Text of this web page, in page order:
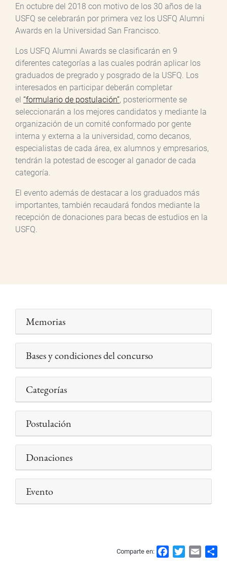
En octubre del 2018 con motivo de los 30 años de la
USFQ se celebrarán por primera vez los USFQ Alumni
Awards en la Universidad San Francisco.
Los USFQ Alumni Awards se clasificarán en 9
diferentes categorías a las cuales podrán aplicar los
graduados de pregrado y posgrado de la USFQ. Los
interesados en participar deberán completar
el “formulario de postulación”, posteriormente se
seleccionarán a los mejores candidatos y mediante la
organización de un comité conformado por gente
interna y externa a la universidad, como decanos,
especialistas de cada área, ex alumnos y empresarios,
tendrán la potestad de escoger al ganador de cada
categoría.
El evento además de destacar a los graduados más
importantes, también recaudará fondos mediante la
recepción de donaciones para becas de estudios en la
USFQ.
Memorias
Bases y condiciones del concurso
Categorías
Postulación
Donaciones
Evento
Comparte en: